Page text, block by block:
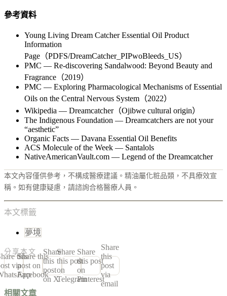
參考資料
Young Living Dream Catcher Essential Oil Product
Information
Page（PDFS/DreamCatcher_PIPwoBleeds_US）
PMC — Re-discovering Sandalwood: Beyond Beauty and
Fragrance（2019）
PMC — Exploring Pharmacological Mechanisms of Essential
Oils on the Central Nervous System（2022）
Wikipedia — Dreamcatcher（Ojibwe cultural origin）
The Indigenous Foundation — Dreamcatchers are not your
“aesthetic”
Organic Facts — Davana Essential Oil Benefits
ACS Molecule of the Week — Santalols
NativeAmericanVault.com — Legend of the Dreamcatcher
本文內容僅供參考，不構成醫療建議。精油屬化粧品類，不具療效宣
稱。如有健康疑慮，請諮詢合格醫療人員。
本文標籤
夢境
分享本文
this
via
Share this
post on
Facebook
Share
this
post
on X
Share
this post
on
Telegram
Share
this post
on
Pinterest
Share
this
post
via
email
相關文章